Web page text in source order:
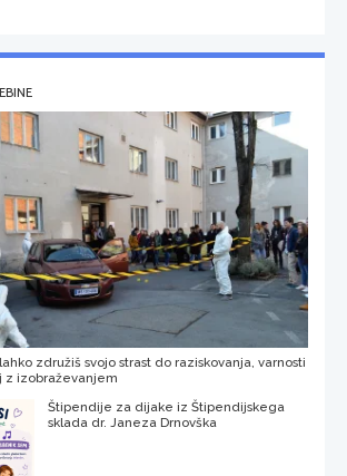
združiš svojo strast do raziskovanja, varnosti
z izobraževanjem
Štipendije za dijake iz Štipendijskega
sklada dr. Janeza Drnovška